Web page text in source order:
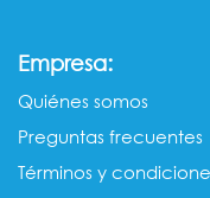
Empresa:
Quiénes somos​​
Preguntas frecuentes
Términos y